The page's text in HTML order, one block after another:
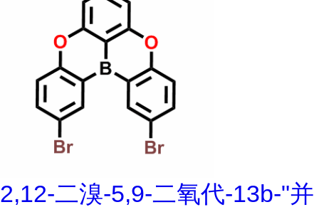
2,12-二溴-5,9-二氧代-13b-"并